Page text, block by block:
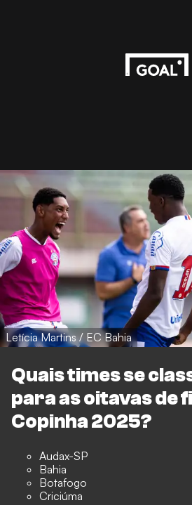
Letícia Martins / EC Bahia
Quais times se
para as oitavas de
Copinha 2025?
Audax-SP
Bahia
Botafogo
Criciúma